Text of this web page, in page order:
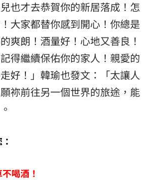
也才去恭賀你的新居落成！怎
大家都替你感到開心！你總是
爽朗！酒量好！心地又善良！
得繼續保佑你的家人！親愛的
好！」韓瑜也發文：「太讓人
祢前往另一個世界的旅途，能
喝酒！